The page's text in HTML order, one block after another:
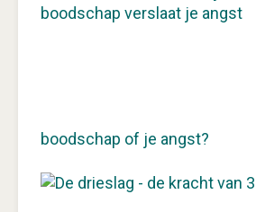
boodschap of je angst?